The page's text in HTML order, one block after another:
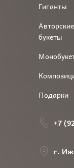
Гиганты
Авторские
букеты
Подарки
+7
г.